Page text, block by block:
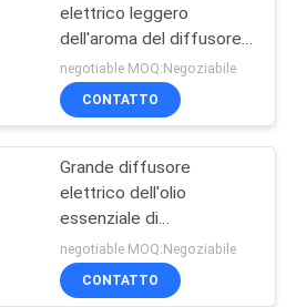
di
di grande
elettrico leggero
dell'aroma del diffusore
100ml dell'aroma con
l'orologio
negotiable MOQ:Negoziabile
CONTATTO
Grande diffusore
elettrico dell'olio
essenziale di
aromaterapia dello
spazio 5000ml per il
grande centro
negotiable MOQ:Negoziabile
CONTATTO